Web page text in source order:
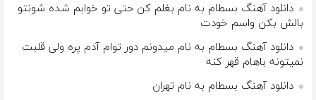
دانلود آهنگ بسطام به نام بغلم کن حتی تو خوابم شده شونتو
بالش بکن واسم خودت
دانلود آهنگ بسطام به نام میدونم دور توام آدم پره ولی قلبت
نمیتونه باهام قهر کنه
دانلود آهنگ بسطام به نام تهران